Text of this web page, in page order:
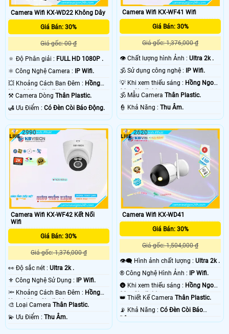
Camera Wifi KX-WD22 Không Dây
Giá Bán: 30%
Giá gốc: 00 ₫
🔅 Độ Phân giải : FULL HD 1080P .
⚛️ Công Nghệ Camera :
IP Wifi.
💥 Khoảng Cách Ban Đêm : Hồng
Ngoại 30m Starlight.
⚒ Camera Dòng Thân Plastic.
️🛃 Ưu Điểm : Có Ðèn Còi Báo Động.
Camera Wifi KX-WF41 Wifi
Giá Bán: 30%
Giá gốc: 1,376,000 ₫
👁 Chất lượng hình Ảnh :Ultra 2k .
🕉️ Sử dụng công nghệ :
IP Wifi.
💡 Khi xem thiếu sáng : Hồng Ngoại
30m Starlight.
🕉️ Mẫu CameraThân Plastic.
️👮 Khả Năng :Thu Âm.
Camera Wifi KX-WF42 Kết Nối
Wifi
Giá Bán: 30%
Giá gốc: 1,376,000 ₫
️👀 Độ sắc nét : Ultra 2k .
⚜️ Công Nghệ Sử Dụng :
IP Wifi.
🔦 Khoảng Cách Ban Đêm : Hồng
Ngoại 30m Starlight.
🎨 Loại Camera Thân Plastic.
️💫 Ưu Điểm : Thu Âm.
2990
Camera Wifi KX-WD41
Giá Bán: 30%
Giá gốc: 1,504,000 ₫
👁️‍🗨 Hình ảnh chất lượng :Ultra 2k .
®️ Công Nghệ Hình Ảnh :
IP Wifi.
🌚 Khi xem thiếu sáng : Hồng Ngoại
30m Starlight.
👑 Thiết Kế CameraThân Plastic.
️📡 Khả Năng :Có Ðèn Còi Báo
2620